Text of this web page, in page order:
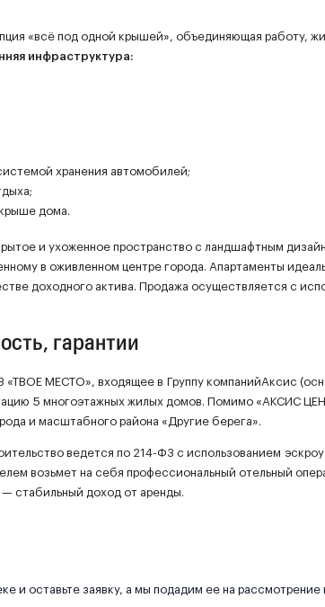
«всё под одной крышей», объединяющая работу,
инфраструктура:
хранения автомобилей;
дома.
и ухоженное пространство с ландшафтным
в оживленном центре города. Апартаменты
доходного актива. Продажа осуществляется с
гарантии
МЕСТО», входящее в Группу компанийАксис
5 многоэтажных жилых домов. Помимо «АКСИС
и масштабного района «Другие берега».
ведется по 214-ФЗ с использованием
возьмет на себя профессиональный отельный
стабильный доход от аренды.
и оставьте заявку, а мы подадим ее на